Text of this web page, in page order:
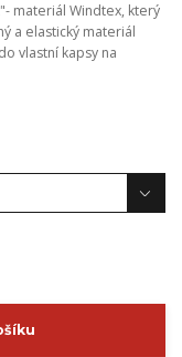
materiál Windtex, který
a elastický materiál
vlastní kapsy na